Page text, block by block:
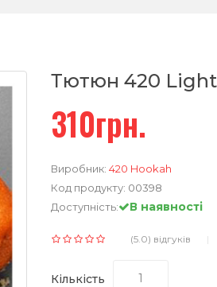
Тютюн 420
310грн.
Виробник: 420 Hookah
Код продукту: 00398
Доступність:
В наявності
(5.0) відгуків
Кількість